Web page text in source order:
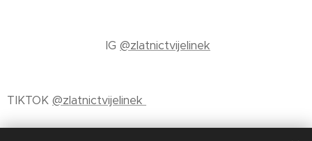
IG @zlatnictvijelinek
TIKTOK @zlatnictvijelinek